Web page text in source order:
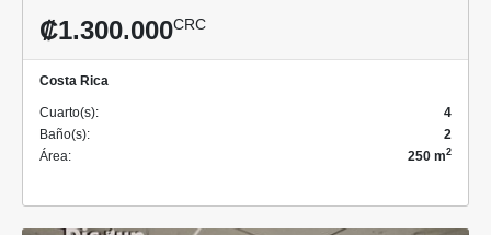
₡1.300.000CRC
Costa Rica
Cuarto(s):
4
Baño(s):
2
Área:
250 m2